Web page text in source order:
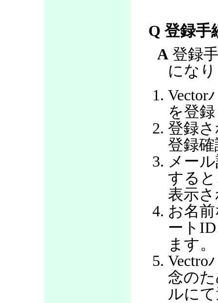
Q 登録手
A 登録
にな
Vector
を登
登録
登録
メー
する
表示
お名
ート
ます。
Vectro
念の
ルに